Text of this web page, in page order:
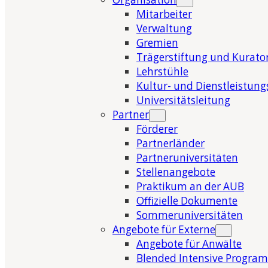
Mitarbeiter
Verwaltung
Gremien
Trägerstiftung und
Lehrstühle
Kultur- und
Universitätsleitung
Partner
Förderer
Partnerländer
Partneruniversitäten
Stellenangebote
Praktikum an der AUB
Offizielle Dokumente
Sommeruniversitäten
Angebote für Externe
Angebote für Anwälte
Blended Intensive Program